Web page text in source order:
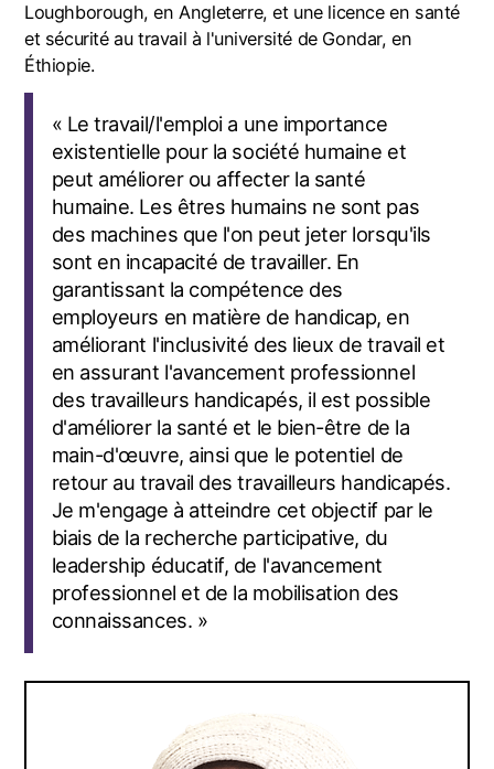
Loughborough, en Angleterre, et une licence en santé
et sécurité au travail à l'université de Gondar, en
Éthiopie.
« Le travail/l'emploi a une importance
existentielle pour la société humaine et
peut améliorer ou affecter la santé
humaine. Les êtres humains ne sont pas
des machines que l'on peut jeter lorsqu'ils
sont en incapacité de travailler. En
garantissant la compétence des
employeurs en matière de handicap, en
améliorant l'inclusivité des lieux de travail et
en assurant l'avancement professionnel
des travailleurs handicapés, il est possible
d'améliorer la santé et le bien-être de la
main-d'œuvre, ainsi que le potentiel de
retour au travail des travailleurs handicapés.
Je m'engage à atteindre cet objectif par le
biais de la recherche participative, du
leadership éducatif, de l'avancement
professionnel et de la mobilisation des
connaissances. »